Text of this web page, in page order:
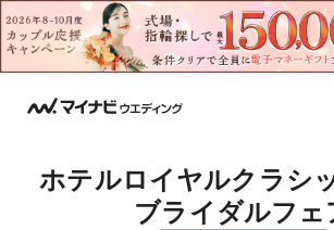
ホテルロイヤルクラシ
ブライダルフェ